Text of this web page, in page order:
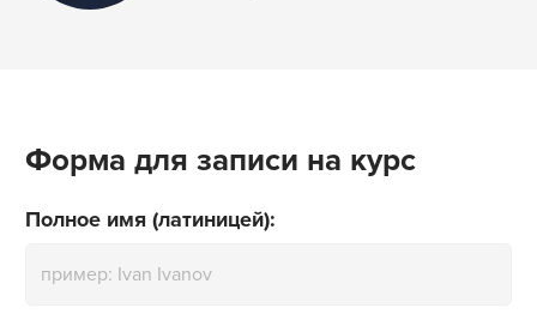
Форма для записи на курс
Полное имя (латиницей):